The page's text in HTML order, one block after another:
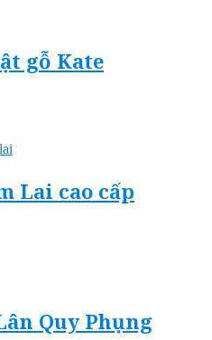
gỗ Kate
Lai cao cấp
Quy Phụng